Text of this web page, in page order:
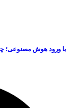
با ورود هوش مصنوعی؛